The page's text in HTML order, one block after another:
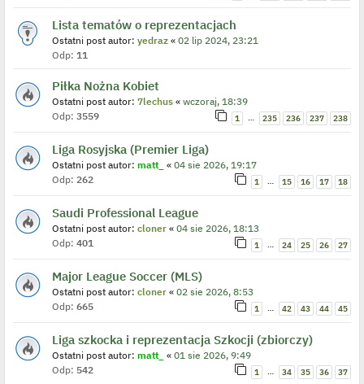
Lista tematów o reprezentacjach
Ostatni post autor: yedraz « 02 lip 2024, 23:21
Odp: 11
Piłka Nożna Kobiet
Ostatni post autor: 7lechus « wczoraj, 18:39
Odp: 3559 1 … 235 236 237 238
Liga Rosyjska (Premier Liga)
Ostatni post autor: matt_ « 04 sie 2026, 19:17
Odp: 262 1 … 15 16 17 18
Saudi Professional League
Ostatni post autor: cloner « 04 sie 2026, 18:13
Odp: 401 1 … 24 25 26 27
Major League Soccer (MLS)
Ostatni post autor: cloner « 02 sie 2026, 8:53
Odp: 665 1 … 42 43 44 45
Liga szkocka i reprezentacja Szkocji (zbiorczy)
Ostatni post autor: matt_ « 01 sie 2026, 9:49
Odp: 542 1 … 34 35 36 37